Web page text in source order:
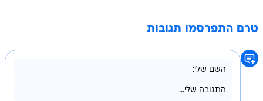
טרם התפרסמו תגובות